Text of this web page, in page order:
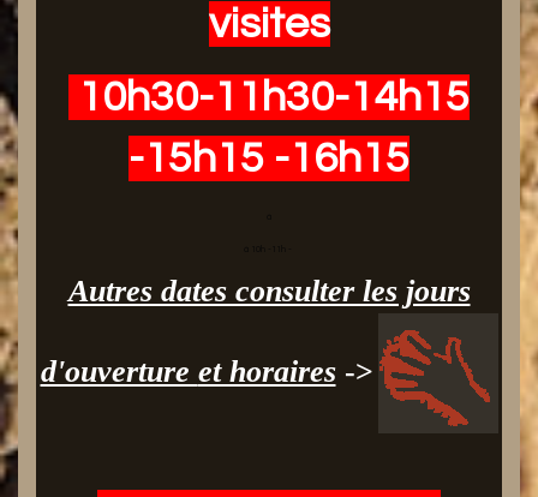
visites
10h30-11h30-14h15
-15h15 -16h15
Autres dates consulter les jours
d'ouverture et horaires->